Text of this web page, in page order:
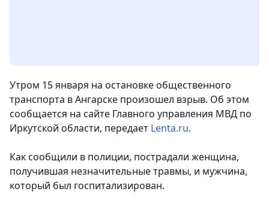
Утром 15 января на остановке общественного
транспорта в Ангарске произошел взрыв. Об этом
сообщается на сайте Главного управления МВД по
Иркутской области, передает Lenta.ru.
Как сообщили в полиции, пострадали женщина,
получившая незначительные травмы, и мужчина,
который был госпитализирован.